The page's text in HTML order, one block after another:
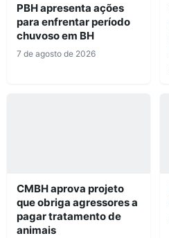
PBH apresenta ações
para enfrentar período
chuvoso em BH
7 de agosto de 2026
CMBH aprova projeto
que obriga agressores a
pagar tratamento de
animais